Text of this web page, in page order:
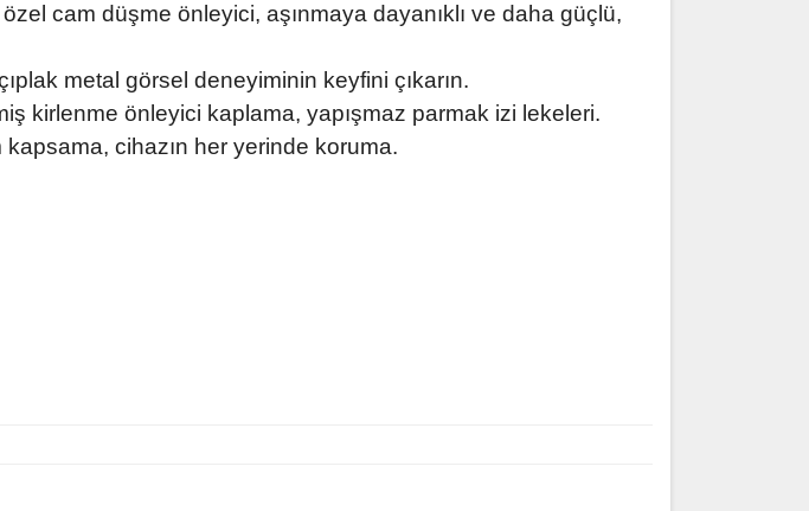
cam düşme önleyici, aşınmaya dayanıklı ve daha güçlü,
metal görsel deneyiminin keyfini çıkarın.
kirlenme önleyici kaplama, yapışmaz parmak izi lekeleri.
cihazın her yerinde koruma.